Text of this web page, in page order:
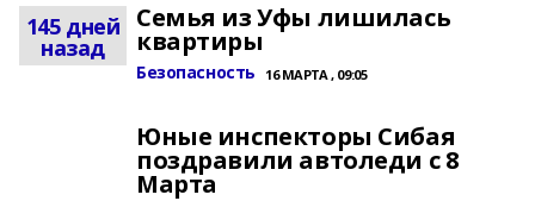
145 дней
назад
Семья из Уфы лишилась
квартиры
Безопасность 16 МАРТА , 09:05
Юные инспекторы Сибая
поздравили автоледи с 8
Марта